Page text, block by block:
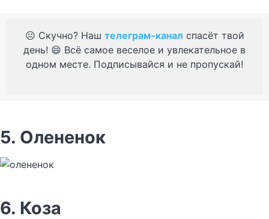
☹️ Скучно? Наш телеграм-канал спасёт твой
день! 😄 Всё самое веселое и увлекательное в
одном месте. Подписывайся и не пропускай!
5. Олененок
6. Коза